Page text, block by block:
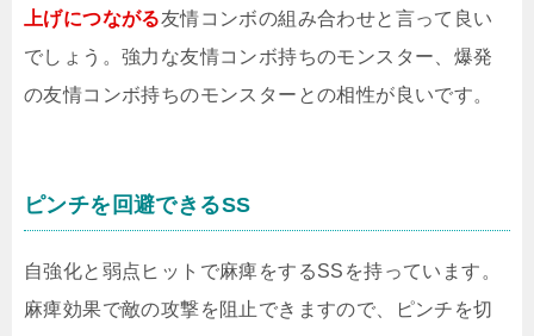
上げにつながる友情コンボの組み合わせと言って良い
でしょう。強力な友情コンボ持ちのモンスター、爆発
の友情コンボ持ちのモンスターとの相性が良いです。
ピンチを回避できるSS
自強化と弱点ヒットで麻痺をするSSを持っています。
麻痺効果で敵の攻撃を阻止できますので、ピンチを切